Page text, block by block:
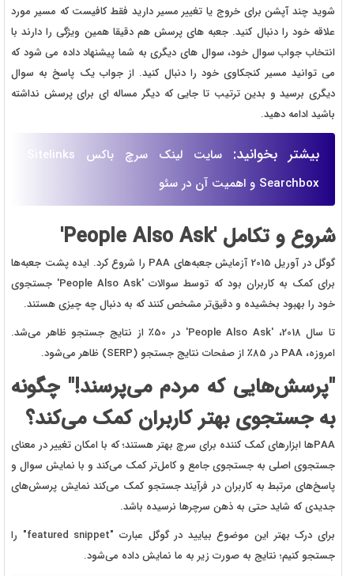
شوید چند آپشن برای خروج یا تغییر مسیر دارید فقط کافیست که مسیر مورد
علاقه خود را دنبال کنید. جعبه های پرسش هم دقیقا همین ویژگی را دارند با
انتخاب جواب سوال خود، سوال های دیگری به شما پیشنهاد داده می شود که
می توانید مسیر کنجکاوی خود را دنبال کنید. از جواب یک پاسخ به سوال
دیگری برسید و بدین ترتیب تا جایی که دیگر مساله ای برای پرسش نداشته
باشید ادامه دهید.
بیشتر بخوانید:
سایت لینک سرچ باکس Sitelinks
Searchbox و اهمیت آن در سئو
شروع و تکامل 'People Also Ask'
گوگل در آوریل 2015 آزمایش جعبه‌های PAA را شروع کرد. ایده پشت جعبه‌ها
برای کمک به کاربران بود که توسط سوالات 'People Also Ask' جستجوی
خود را بهبود بخشیده و دقیق‌تر مشخص کنند که به دنبال چه چیزی هستند.
تا سال 2018، 'People Also Ask' در 50٪ از نتایج جستجو ظاهر می‌شد.
امروزه، PAA در 85٪ از صفحات نتایج جستجو (SERP) ظاهر می‌شود.
"پرسش‌هایی که مردم می‌پرسند!" چگونه
به جستجوی بهتر کاربران کمک می‌کند؟
PAAها ابزارهای کمک کننده برای سرچ بهتر هستند؛ که با امکان تغییر در معنای
جستجوی اصلی به جستجوی جامع و کامل‌تر کمک می‌کند و با نمایش سوال و
پاسخ‌های مرتبط به کاربران در فرآیند جستجو کمک می‌کند نمایش پرسش‌های
جدیدی که شاید حتی به ذهن سرچرها نرسیده باشد.
برای درک بهتر این موضوع بیایید در گوگل عبارت "featured snippet" را
جستجو کنیم؛ نتایج به صورت زیر به ما نمایش داده می‌شود.